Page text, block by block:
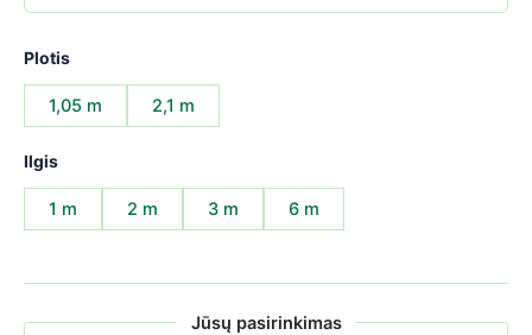
Plotis
1,05 m 2,1 m
Ilgis
1 m 2 m 3 m 6 m
Jūsų pasirinkimas